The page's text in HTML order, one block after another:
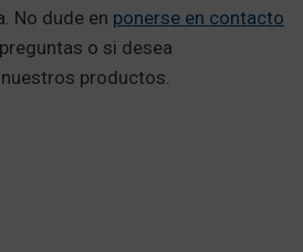
No dude en ponerse en contacto
o si desea
productos.